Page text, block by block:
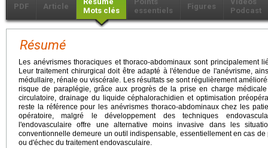
PDF Article
Mots clés
essentiels
Figures
Podcast
Résumé
Les anévrismes thoraciques et thoraco-abdominaux sont principalement
Leur traitement chirurgical doit être adapté à l'étendue de l'anévrisme,
médullaire, rénale ou viscérale. Les résultats se sont régulièrement
risque de paraplégie, grâce aux progrès de la prise en charge
circulatoire, drainage du liquide céphalorachidien et optimisation
reste la référence pour les anévrismes thoraco-abdominaux chez les
opératoire, malgré le développement des techniques
l'endovasculaire offre une alternative moins invasive dans les
conventionnelle demeure un outil indispensable, essentiellement en cas
ou d'échec du traitement endovasculaire.